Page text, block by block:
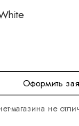
Оформить
магазина не